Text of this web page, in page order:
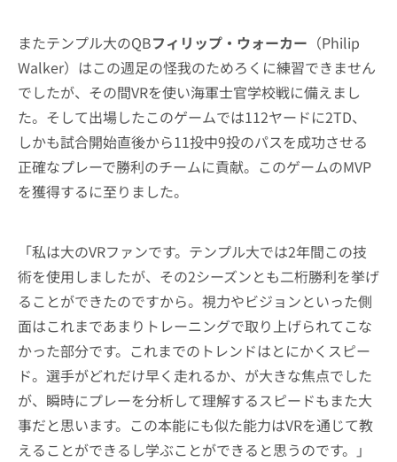
またテンプル大のQBフィリップ・ウォーカー （Philip
Walker）はこの週足の怪我のためろくに練習できません
でしたが、その間VRを使い海軍士官学校戦に備えまし
た。そして出場したこのゲームでは112ヤードに2TD、
しかも試合開始直後から11投中9投のパスを成功させる
正確なプレーで勝利のチームに貢献。このゲームのMVP
を獲得するに至りました。
「私は大のVRファンです。テンプル大では2年間この技
術を使用しましたが、その2シーズンとも二桁勝利を挙げ
ることができたのですから。視力やビジョンといった側
面はこれまであまりトレーニングで取り上げられてこな
かった部分です。これまでのトレンドはとにかくスピー
ド。選手がどれだけ早く走れるか、が大きな焦点でした
が、瞬時にプレーを分析して理解するスピードもまた大
事だと思います。この本能にも似た能力はVRを通じて教
えることができるし学ぶことができると思うのです。」